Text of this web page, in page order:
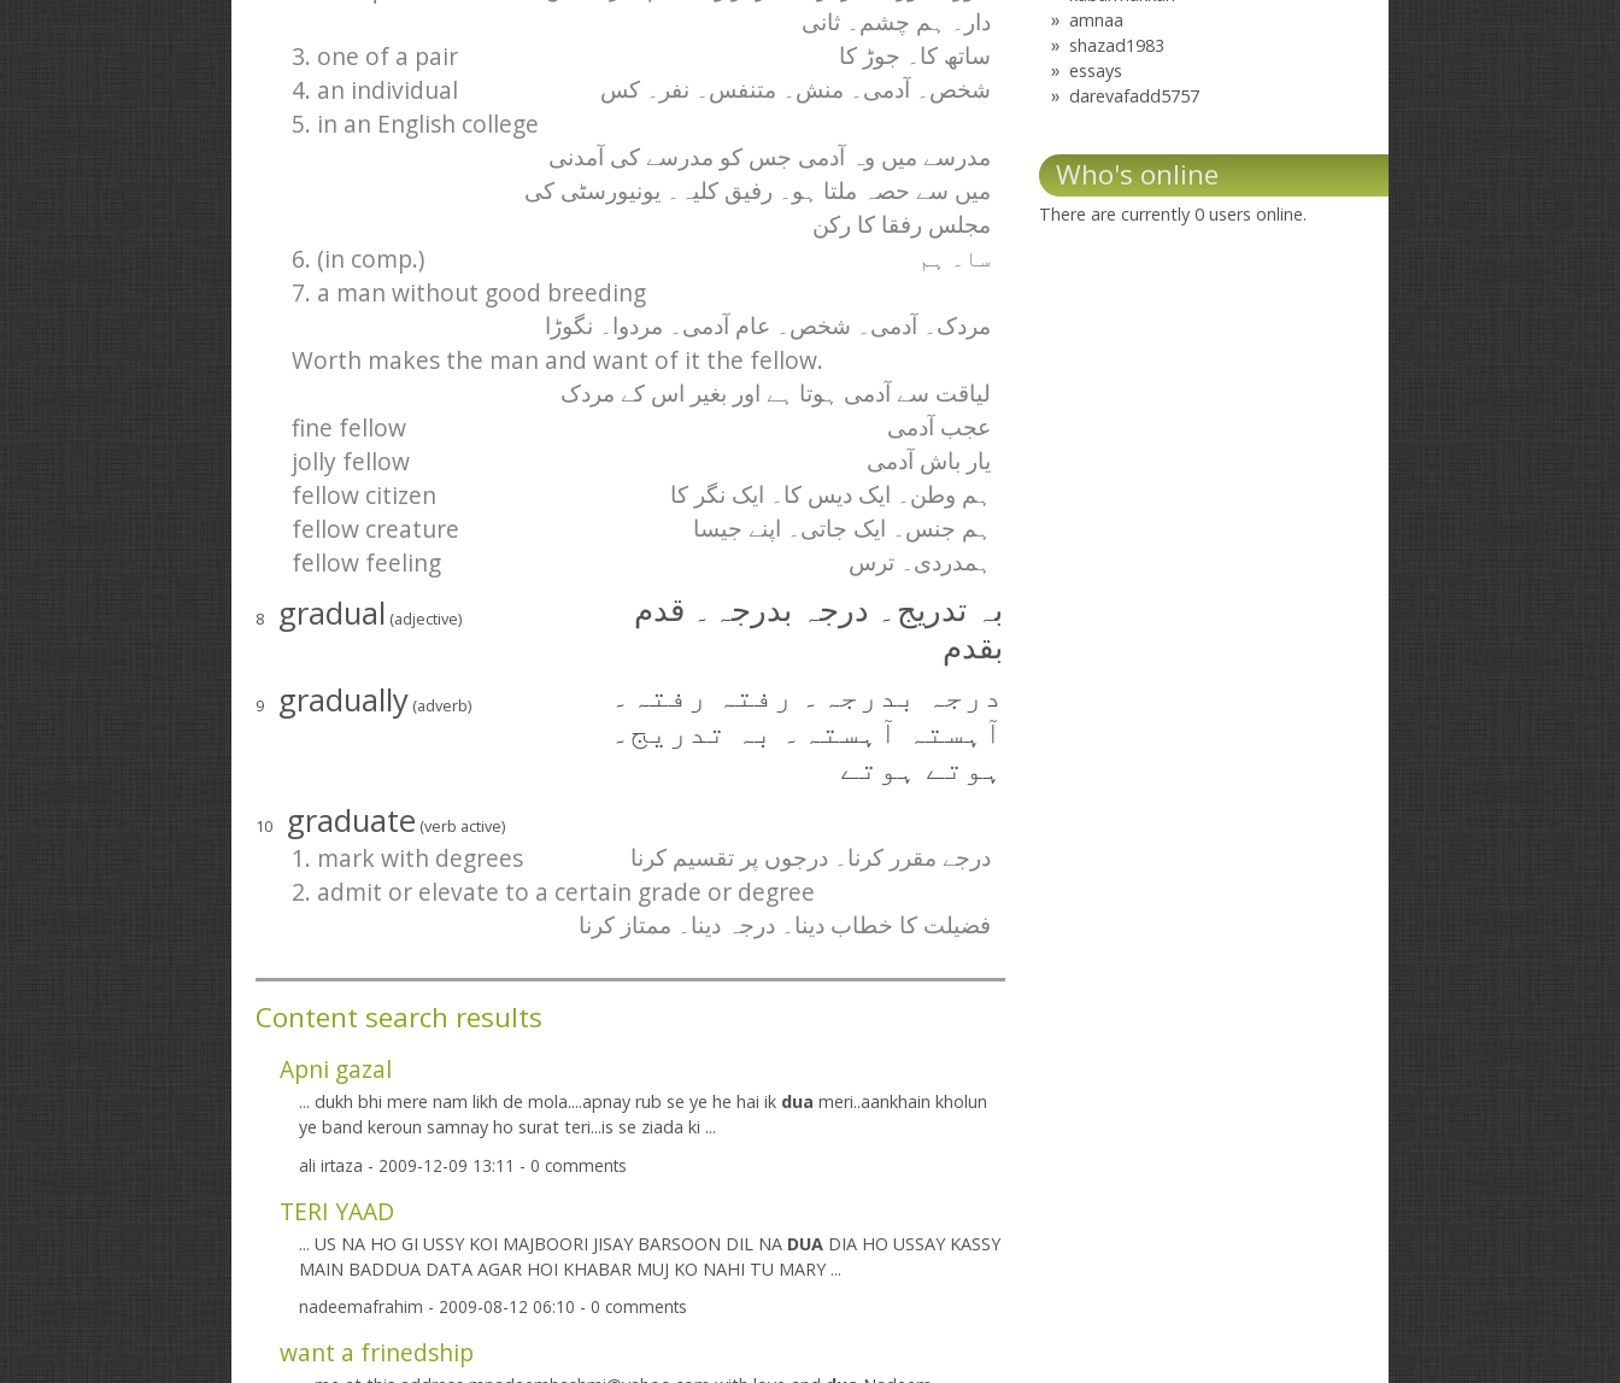
دار۔ ہم چشم۔ ثانی
3. one of a pair ساتھ کا۔ جوڑ کا
4. an individual شخص۔ آدمی۔ منش۔ متنفس۔ نفر۔ کس
5. in an English college
مدرسے میں وہ آدمی جس کو مدرسے کی آمدنی
میں سے حصہ ملتا ہو۔ رفیق کلیہ۔ یونیورسٹی کی
مجلس رفقا کا رکن
6. (in comp.) سا۔ ہم
7. a man without good breeding
مردک۔ آدمی۔ شخص۔ عام آدمی۔ مردوا۔ نگوڑا
Worth makes the man and want of it the fellow.
لیاقت سے آدمی ہوتا ہے اور بغیر اس کے مردک
fine fellow عجب آدمی
jolly fellow یار باش آدمی
fellow citizen ہم وطن۔ ایک دیس کا۔ ایک نگر کا
fellow creature ہم جنس۔ ایک جاتی۔ اپنے جیسا
fellow feeling ہمدردی۔ ترس
8 gradual (adjective)
بہ تدریج۔ درجہ بدرجہ۔ قدم
بقدم
9 gradually (adverb)
درجہ بدرجہ۔ رفتہ رفتہ۔
آہستہ آہستہ۔ بہ تدریج۔
ہوتے ہوتے
10 graduate (verb active)
1. mark with degrees درجے مقرر کرنا۔ درجوں پر تقسیم کرنا
2. admit or elevate to a certain grade or degree
فضیلت کا خطاب دینا۔ درجہ دینا۔ ممتاز کرنا
Content search results
Apni gazal
... dukh bhi mere nam likh de mola....apnay rub se ye he hai ik dua meri..aankhain kholun
ye band keroun samnay ho surat teri...is se ziada ki ...
ali irtaza - 2009-12-09 13:11 - 0 comments
TERI YAAD
... US NA HO GI USSY KOI MAJBOORI JISAY BARSOON DIL NA DUA DIA HO USSAY KASSY
MAIN BADDUA DATA AGAR HOI KHABAR MUJ KO NAHI TU MARY ...
nadeemafrahim - 2009-08-12 06:10 - 0 comments
want a frinedship
amnaa
shazad1983
essays
darevafadd5757
Who's online
There are currently 0 users online.